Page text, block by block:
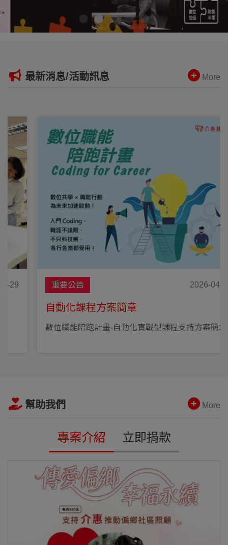
最新消息/活動訊息 More
重要公告 2026-04-20
自動化課程方案簡章
數位職能陪跑計畫-自動化實戰型課程支持方案簡章
幫助我們 More
專案介紹 立即捐款